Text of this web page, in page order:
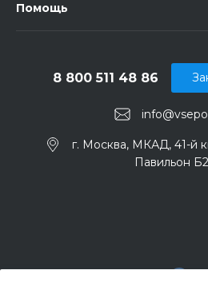
Помощь
8 800 511 48 86
г. Москва, МКАД, 41-й
Павильон